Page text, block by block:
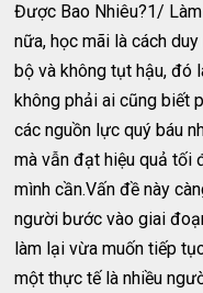
Được Bao Nhiêu?1/
nữa, học mãi là cách
bộ và không tụt hậu, đó
không phải ai cũng biết
các nguồn lực quý báu
mà vẫn đạt hiệu quả tối
mình cần.Vấn đề này
người bước vào giai
làm lại vừa muốn tiếp
một thực tế là nhiều